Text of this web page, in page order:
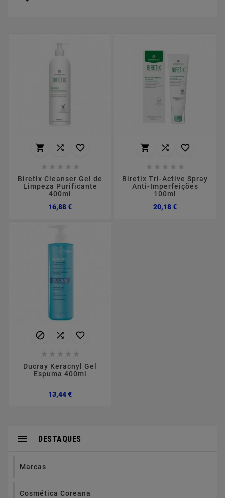
  
    
Biretix Cleanser Gel de
Limpeza Purificante
400ml
16,88 €Preço
  
    
Biretix Tri-Active Spray
Anti-Imperfeições
100ml
20,18 €Preço
  
    
Ducray Keracnyl Gel
Espuma 400ml
13,44 €Preço
DESTAQUES

Marcas
Cosmética Coreana